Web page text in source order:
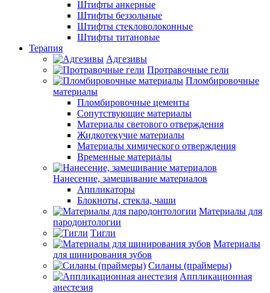
Штифты анкерные
Штифты беззольные
Штифты стекловолоконные
Штифты титановые
Терапия
Адгезивы
Протравочные гели
Пломбировочные
материалы
Пломбировочные цементы
Сопутствующие материалы
Материалы светового отверждения
Жидкотекучие материалы
Материалы химического отверждения
Временные материалы
Нанесение, замешивание материалов
Аппликаторы
Блокноты, стекла, чаши
Материалы для
пародонтологии
Тигли
Материалы
для шинирования зубов
Силаны (праймеры)
Аппликационная
анестезия